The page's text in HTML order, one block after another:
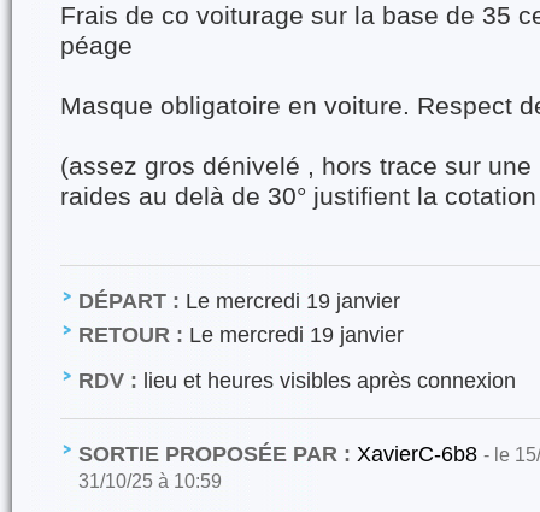
Frais de co voiturage sur la base de 35
péage
Masque obligatoire en voiture. Respect
(assez gros dénivelé , hors trace sur
raides au delà de 30° justifient la
DÉPART : Le mercredi 19 janvier
RETOUR : Le mercredi 19 janvier
RDV : lieu et heures visibles après connexion
SORTIE PROPOSÉE PAR : XavierC-6b8 - le
31/10/25 à 10:59